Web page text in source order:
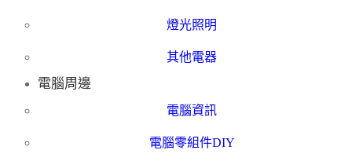
燈光照明
其他電器
電腦周邊
電腦資訊
電腦零組件DIY